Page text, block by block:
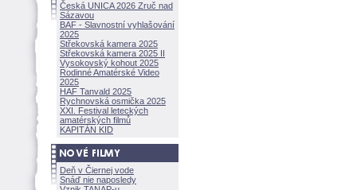
Česká UNICA 2026 Zruč nad
Sázavou
BAF - Slavnostní vyhlašování
2025
Střekovská kamera 2025
Střekovská kamera 2025 II
Vysokovský kohout 2025
Rodinné Amatérské Video
2025
HAF Tanvald 2025
Rychnovská osmička 2025
XXI. Festival leteckých
amatérských filmů
KAPITÁN KID
Deň v Čiernej vode
Snáď nie naposledy